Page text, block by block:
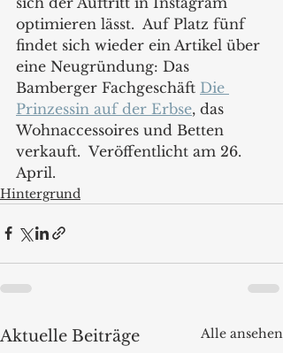
optimieren lässt.  Auf Platz fünf
findet sich wieder ein Artikel über
eine Neugründung: Das
Bamberger Fachgeschäft Die
Prinzessin auf der Erbse, das
Wohnaccessoires und Betten
verkauft.  Veröffentlicht am 26.
April.
Hintergrund
Aktuelle Beiträge Alle ansehen